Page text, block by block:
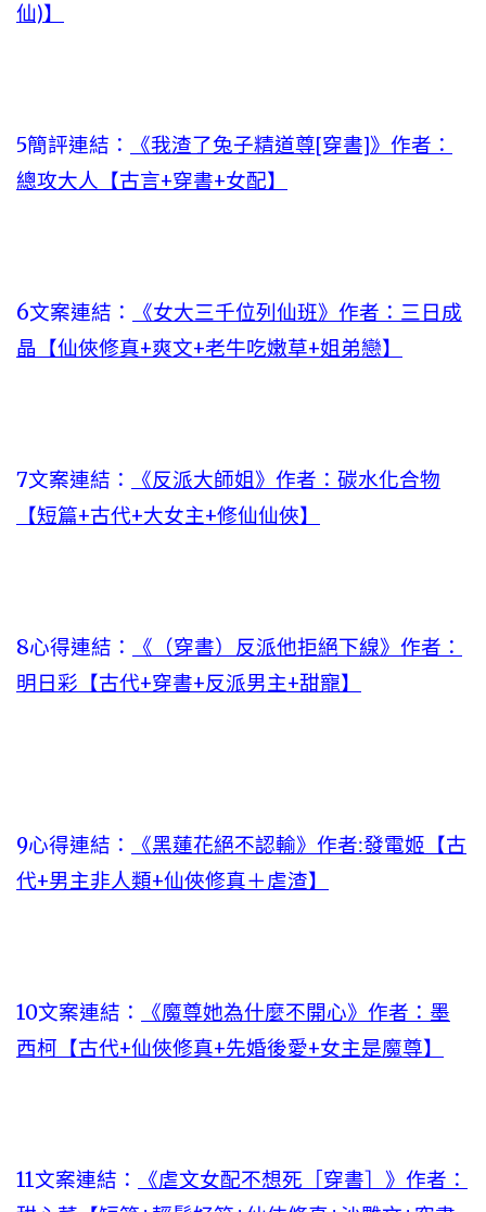
仙)】
5簡評連結：
《我渣了兔子精道尊[穿書]》作者：
總攻大人【古言+穿書+女配】
6文案連結：
《女大三千位列仙班》作者：三日成
晶【仙俠修真+爽文+老牛吃嫩草+姐弟戀】
7文案連結：
《反派大師姐》作者：碳水化合物
【短篇+古代+大女主+修仙仙俠】
8心得連結：
《（穿書）反派他拒絕下線》作者：
明日彩【古代+穿書+反派男主+甜寵】
9心得連結：
《黑蓮花絕不認輸》作者:發電姬【古
代+男主非人類+仙俠修真＋虐渣】
10文案連結：
《魔尊她為什麼不開心》作者：墨
西柯【古代+仙俠修真+先婚後愛+女主是魔尊】
11文案連結：
《虐文女配不想死［穿書］》作者：